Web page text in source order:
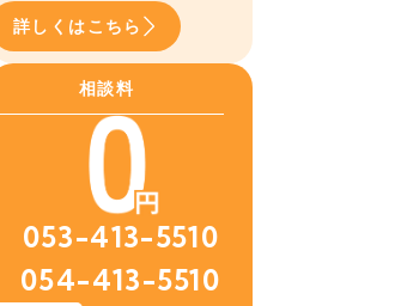
詳しくはこちら
相談料
053-413-5510
054-413-5510